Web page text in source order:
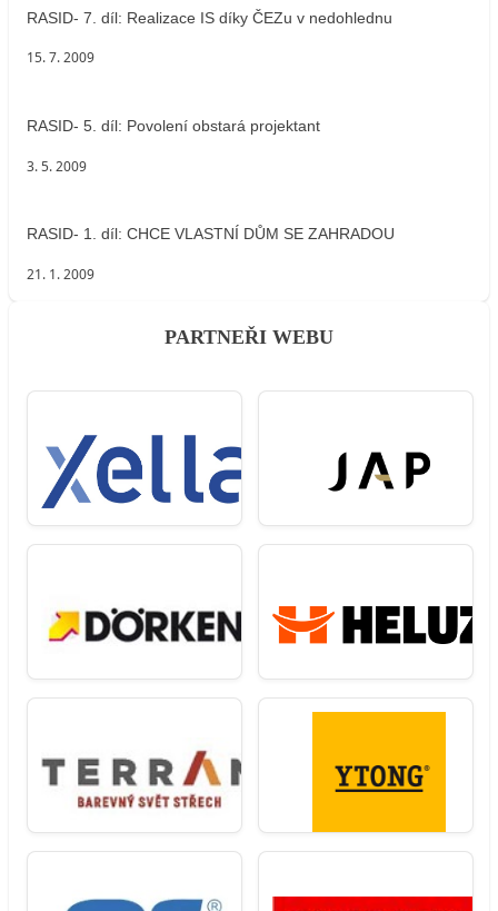
RASID- 7. díl: Realizace IS díky ČEZu v nedohlednu
15. 7. 2009
RASID- 5. díl: Povolení obstará projektant
3. 5. 2009
RASID- 1. díl: CHCE VLASTNÍ DŮM SE ZAHRADOU
21. 1. 2009
PARTNEŘI WEBU